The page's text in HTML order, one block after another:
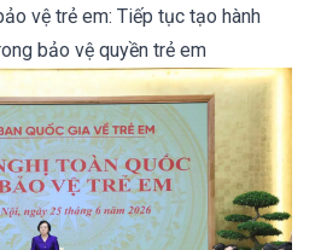
vệ trẻ em: Tiếp tục tạo hành
bảo vệ quyền trẻ em